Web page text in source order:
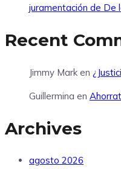
juramentación de De
Recent
Jimmy Mark en
Guillermina en
Archives
agosto 2026